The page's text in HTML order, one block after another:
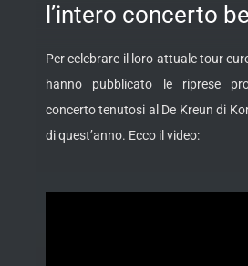
l’intero concerto
Per celebrare il loro attuale tour
hanno pubblicato le riprese
concerto tenutosi al De Kreun di
di quest’anno. Ecco il video: